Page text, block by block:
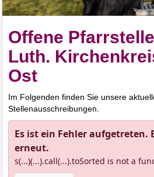
Offene
Luth.
Ost
Im Folgenden finden Sie unsere
Stellenausschreibungen.
Es ist ein Fehler aufgetreten.
erneut.
s(...)(...).call(...).toSorted is not a